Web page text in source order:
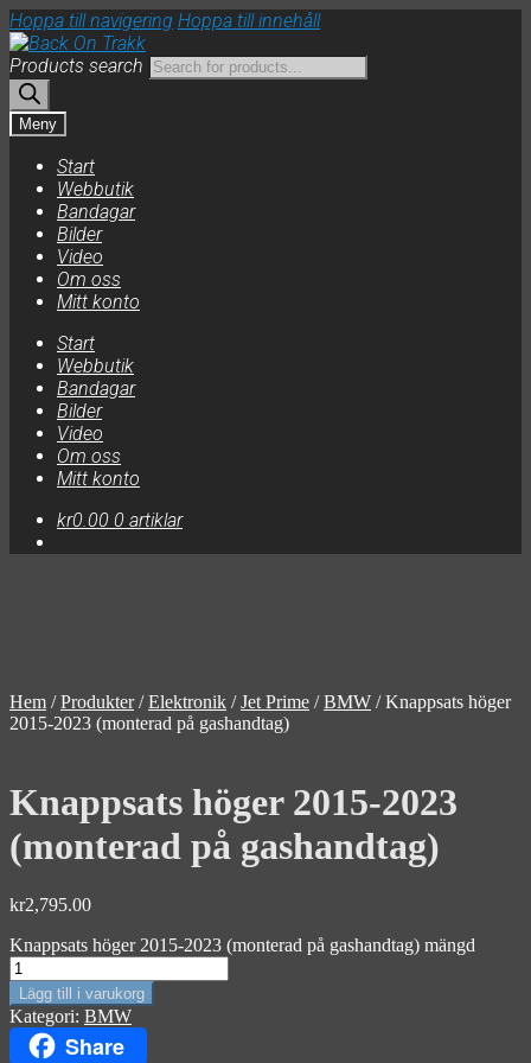
Hoppa till navigering Hoppa till innehåll
Products search
Meny
Start
Webbutik
Bandagar
Bilder
Video
Om oss
Mitt konto
Start
Webbutik
Bandagar
Bilder
Video
Om oss
Mitt konto
kr0.00 0 artiklar
Hem /Produkter/Elektronik /Jet Prime /BMW /Knappsats höger
2015-2023 (monterad på gashandtag)
Knappsats höger 2015-2023
(monterad på gashandtag)
kr2,795.00
Knappsats höger 2015-2023 (monterad på gashandtag) mängd
Lägg till i varukorg
Kategori: BMW
Share